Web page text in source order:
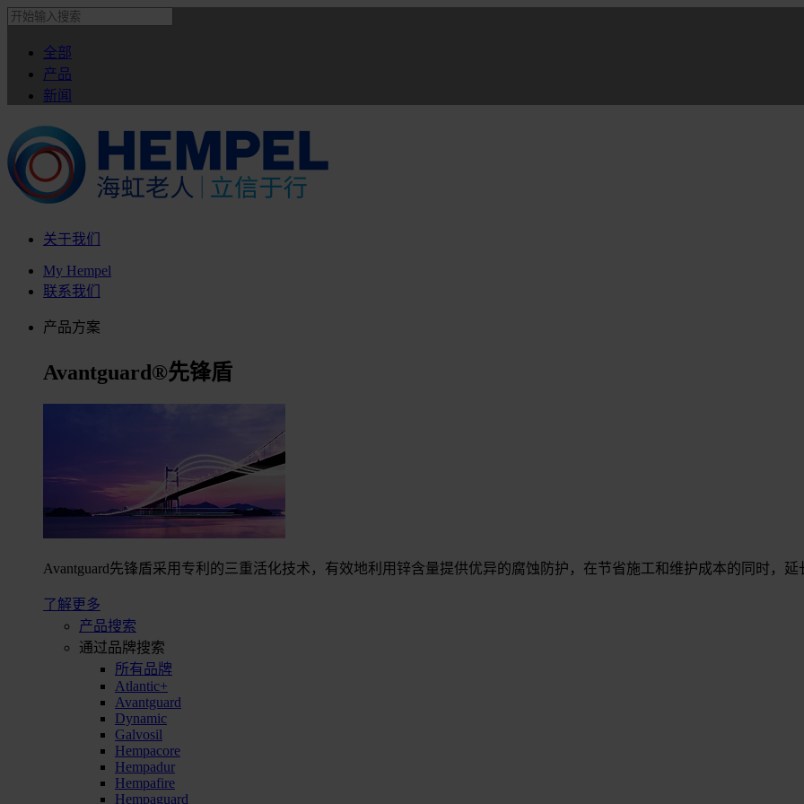
全部
产品
新闻
关于我们
My Hempel
联系我们
产品方案
Avantguard®先锋盾
Avantguard先锋盾采用专利的三重活化技术，有效地利用锌含量提供优异的腐蚀防护，在节省施工和维护成本的同时，延
了解更多
产品搜索
通过品牌搜索
所有品牌
Atlantic+
Avantguard
Dynamic
Galvosil
Hempacore
Hempadur
Hempafire
Hempaguard